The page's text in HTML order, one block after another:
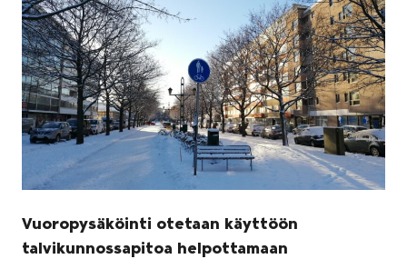
Vuoropysäköinti otetaan käyttöön
talvikunnossapitoa helpottamaan